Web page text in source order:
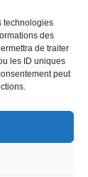
technologies
des
de traiter
les ID uniques
peut